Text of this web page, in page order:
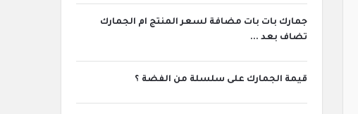
جمارك بات بات مضافة لسعر المنتج ام الجمارك
تضاف بعد ...
قيمة الجمارك على سلسلة من الفضة ؟